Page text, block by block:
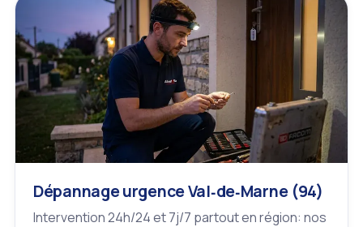
Dépannage urgence Val‑de‑Marne (94)
Intervention 24h/24 et 7j/7 partout en région: nos